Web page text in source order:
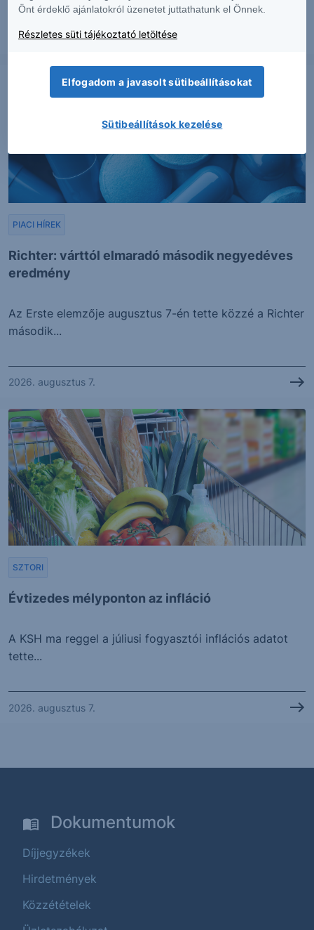
2026. augusztus 7.
Richter: várttól elmaradó második negyedéves
eredmény
PIACI HÍREK
Az Erste elemzője augusztus 7-én tette közzé a Richter
második...
2026. augusztus 7.
Évtizedes mélyponton az infláció
SZTORI
A KSH ma reggel a júliusi fogyasztói inflációs adatot
tette...
2026. augusztus 7.
Dokumentumok
Díjjegyzékek
Hirdetmények
Közzétételek
Önt érdeklő ajánlatokról üzenetet juttathatunk el Önnek.
Részletes süti tájékoztató letöltése
Elfogadom a javasolt sütibeállításokat
Sütibeállítások kezelése